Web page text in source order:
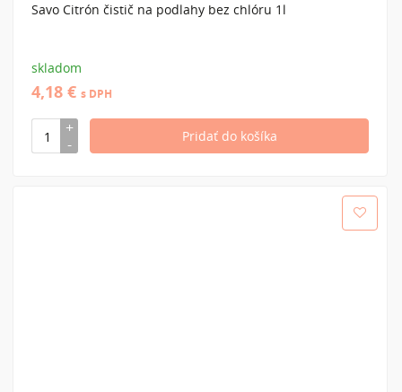
Savo Citrón čistič na podlahy bez chlóru 1l
skladom
4,18 € s DPH